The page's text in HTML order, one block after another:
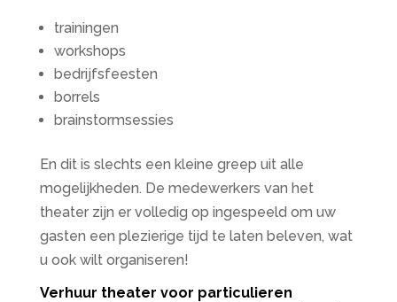
trainingen
workshops
bedrijfsfeesten
borrels
brainstormsessies
En dit is slechts een kleine greep uit alle
mogelijkheden. De medewerkers van het
theater zijn er volledig op ingespeeld om uw
gasten een plezierige tijd te laten beleven, wat
u ook wilt organiseren!
Verhuur theater voor particulieren